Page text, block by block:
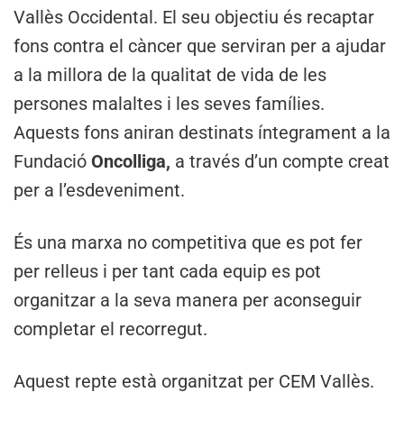
Vallès Occidental. El seu objectiu és recaptar
fons contra el càncer que serviran per a ajudar
a la millora de la qualitat de vida de les
persones malaltes i les seves famílies.
Aquests fons aniran destinats íntegrament a la
Fundació Oncolliga, a través d’un compte creat
per a l’esdeveniment.
És una marxa no competitiva que es pot fer
per relleus i per tant cada equip es pot
organitzar a la seva manera per aconseguir
completar el recorregut.
Aquest repte està organitzat per CEM Vallès.